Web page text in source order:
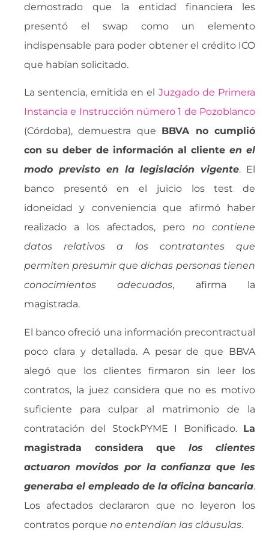
demostrado que la entidad financiera les
presentó el swap como un elemento
indispensable para poder obtener el crédito ICO
que habían solicitado.
La sentencia, emitida en el Juzgado de Primera
Instancia e Instrucción número 1 de Pozoblanco
(Córdoba), demuestra que BBVA no cumplió
con su deber de información al cliente en el
modo previsto en la legislación vigente. El
banco presentó en el juicio los test de
idoneidad y conveniencia que afirmó haber
realizado a los afectados, pero no contiene
datos relativos a los contratantes que
permiten presumir que dichas personas tienen
conocimientos adecuados, afirma la
magistrada.
El banco ofreció una información precontractual
poco clara y detallada. A pesar de que BBVA
alegó que los clientes firmaron sin leer los
contratos, la juez considera que no es motivo
suficiente para culpar al matrimonio de la
contratación del StockPYME I Bonificado. La
magistrada considera que  los clientes
actuaron movidos por la confianza que les
generaba el empleado de la oficina bancaria.
Los afectados declararon que no leyeron los
contratos porque  no entendían las cláusulas.